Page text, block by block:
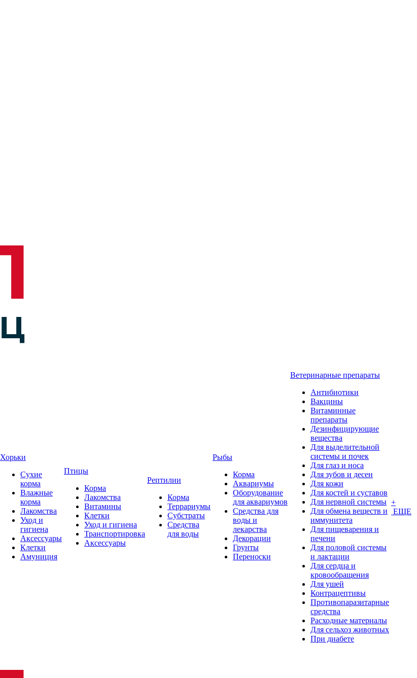
Хорьки
Сухие
корма
Влажные
корма
Лакомства
Уход и
гигиена
Аксессуары
Клетки
Амуниция
Птицы
Корма
Лакомства
Витамины
Клетки
Уход и гигиена
Транспортировка
Аксессуары
Рептилии
Корма
Террариумы
Субстраты
Средства
для воды
Рыбы
Корма
Аквариумы
Оборудование
для аквариумов
Средства для
воды и
лекарства
Декорации
Грунты
Переноски
Ветеринарные препараты
Антибиотики
Вакцины
Витаминные
препараты
Дезинфицирующие
вещества
Для выделительной
системы и почек
Для глаз и носа
Для зубов и десен
Для кожи
Для костей и суставов
Для нервной системы
Для обмена веществ и
иммунитета
Для пищеварения и
печени
Для половой системы
и лактации
Для сердца и
кровообращения
Для ушей
Контрацептивы
Противопаразитарные
средства
Расходные материалы
Для сельхоз животных
При диабете
+
ЕЩЕ